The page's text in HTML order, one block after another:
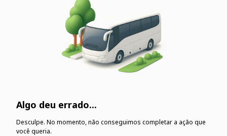
Algo deu errado...
Desculpe. No momento, não conseguimos completar a ação que
você queria.